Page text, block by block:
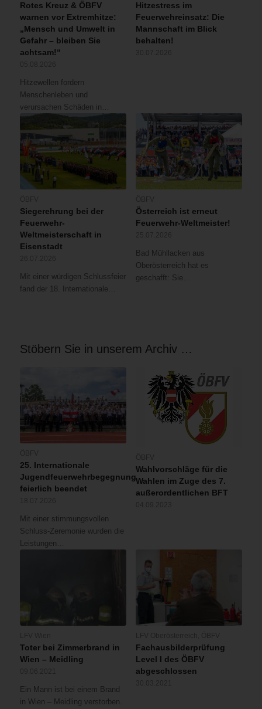
Rotes Kreuz & ÖBFV
warnen vor Extremhitze:
„Mensch und Umwelt in
Gefahr – bleiben Sie
achtsam!“
Hitzewellen fordern
Menschenleben und
verursachen Schäden in…
Hitzestress im
Feuerwehreinsatz: Die
Mannschaft im Blick
behalten!
Siegerehrung bei der
Feuerwehr-
Weltmeisterschaft in
Eisenstadt
Mit einer würdigen Schlussfeier
fand der 18. Internationale…
Österreich ist erneut
Feuerwehr-Weltmeister!
Bad Mühllacken aus
Oberösterreich hat es
geschafft: Sie…
Stöbern Sie in unserem Archiv …
25. Internationale
Jugendfeuerwehrbegegnung
feierlich beendet
Mit einer stimmungsvollen
Schluss-Zeremonie wurden die
Leistungen…
Wahlvorschläge für die
Wahlen im Zuge des 7.
außerordentlichen BFT
Toter bei Zimmerbrand in
Wien – Meidling
Ein Mann ist bei einem Brand
in Wien – Meidling verstorben.
Fachausbilderprüfung
Level I des ÖBFV
abgeschlossen